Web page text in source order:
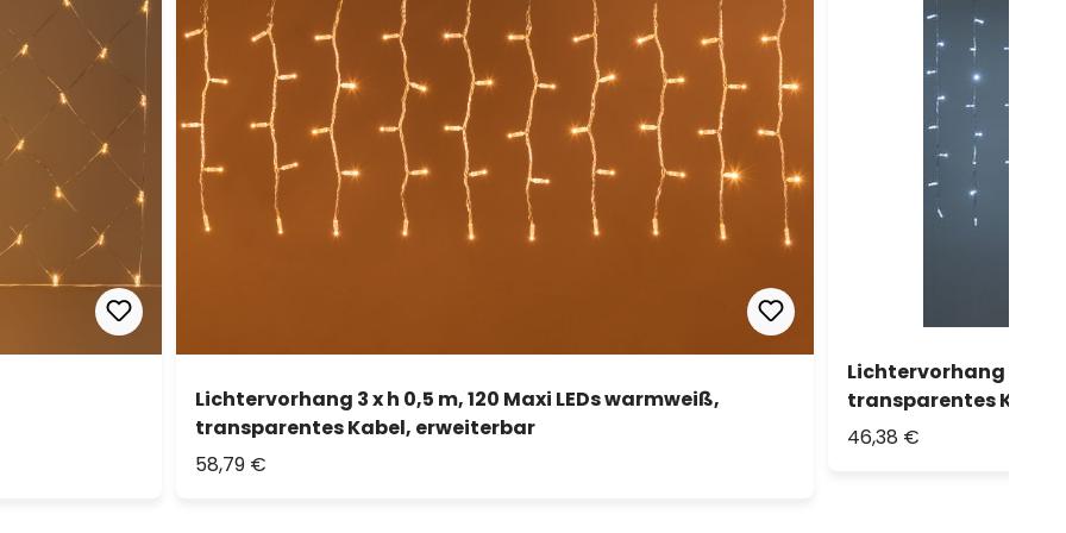
Lichtervorhang 3 x h 0,5 m, 120 Maxi LEDs warmweiß,
transparentes Kabel, erweiterbar
58,79 €
Lichtervorhang 2 x h
transparentes
46,38 €